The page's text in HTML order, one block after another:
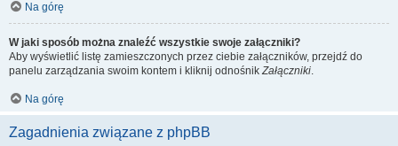
Na górę
W jaki sposób można znaleźć wszystkie swoje załączniki?
Aby wyświetlić listę zamieszczonych przez ciebie załączników, przejdź do
panelu zarządzania swoim kontem i kliknij odnośnikZałączniki.
Na górę
Zagadnienia związane z phpBB